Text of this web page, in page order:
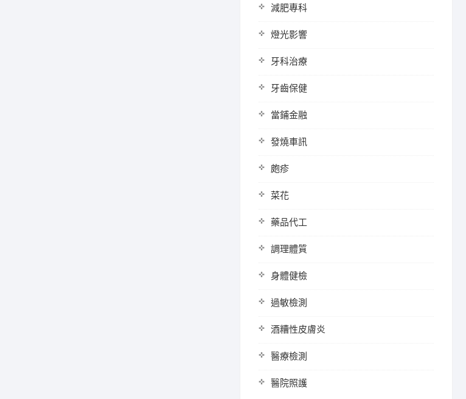
減肥專科
燈光影響
牙科治療
牙齒保健
當鋪金融
發燒車訊
皰疹
菜花
藥品代工
調理體質
身體健檢
過敏檢測
酒糟性皮膚炎
醫療檢測
醫院照護